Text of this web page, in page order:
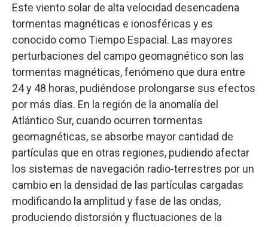
Este viento solar de alta velocidad desencadena
tormentas magnéticas e ionosféricas y es
conocido como Tiempo Espacial. Las mayores
perturbaciones del campo geomagnético son las
tormentas magnéticas, fenómeno que dura entre
24 y 48 horas, pudiéndose prolongarse sus efectos
por más días. En la región de la anomalía del
Atlántico Sur, cuando ocurren tormentas
geomagnéticas, se absorbe mayor cantidad de
partículas que en otras regiones, pudiendo afectar
los sistemas de navegación radio-terrestres por un
cambio en la densidad de las partículas cargadas
modificando la amplitud y fase de las ondas,
produciendo distorsión y fluctuaciones de la